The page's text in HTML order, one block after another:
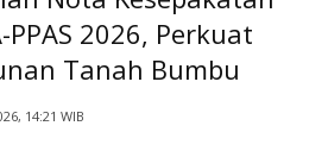
2026, Perkuat
Tanah Bumbu
14:21 WIB